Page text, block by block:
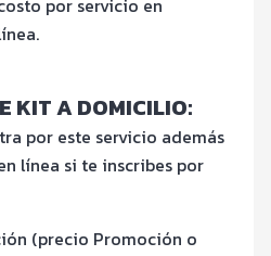
por servicio en
KIT A DOMICILIO:
por este servicio además
línea si te inscribes por
(precio Promoción o